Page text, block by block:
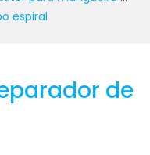
garantias de
das normativas
do
espiral
de